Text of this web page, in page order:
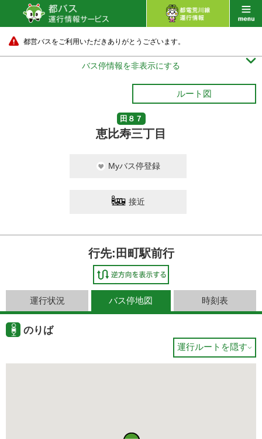
都営バスをご利用いただきありがとうございます。
バス停情報を非表示にする 
ルート図
田８７
恵比寿三丁目
Myバス停登録
接近
行先:田町駅前行
運行状況 バス停地図 時刻表
のりば
運行ルートを隠す